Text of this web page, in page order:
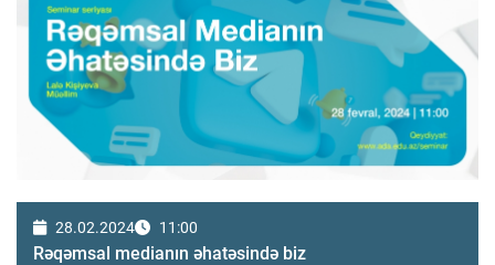
28.02.2024 11:00
Rəqəmsal medianın əhatəsində biz